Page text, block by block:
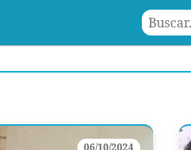
06/10/2024